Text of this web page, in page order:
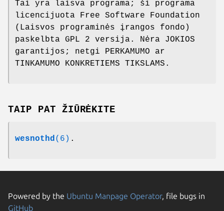
Tai yra laisva programa; ši programa
licencijuota Free Software Foundation
(Laisvos programinės įrangos fondo)
paskelbta GPL 2 versija. Nėra JOKIOS
garantijos; netgi PERKAMUMO ar
TINKAMUMO KONKRETIEMS TIKSLAMS.
TAIP PAT ŽIŪRĖKITE
wesnothd(6) .
Powered by the Ubuntu Manpage Operator, file bugs in
GitHub